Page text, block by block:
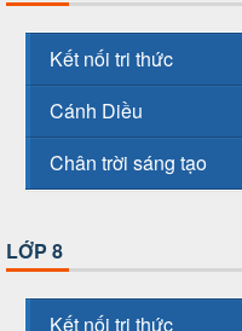
Kết nối tri thức
Cánh Diều
Chân trời sáng tạo
LỚP 8
Kết nối tri thức